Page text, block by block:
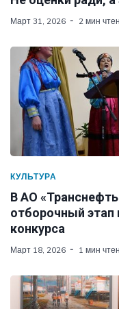
Март 31, 2026 2 мин
КУЛЬТУРА
В АО
отборочный этап
конкурса
Март 18, 2026 1 мин